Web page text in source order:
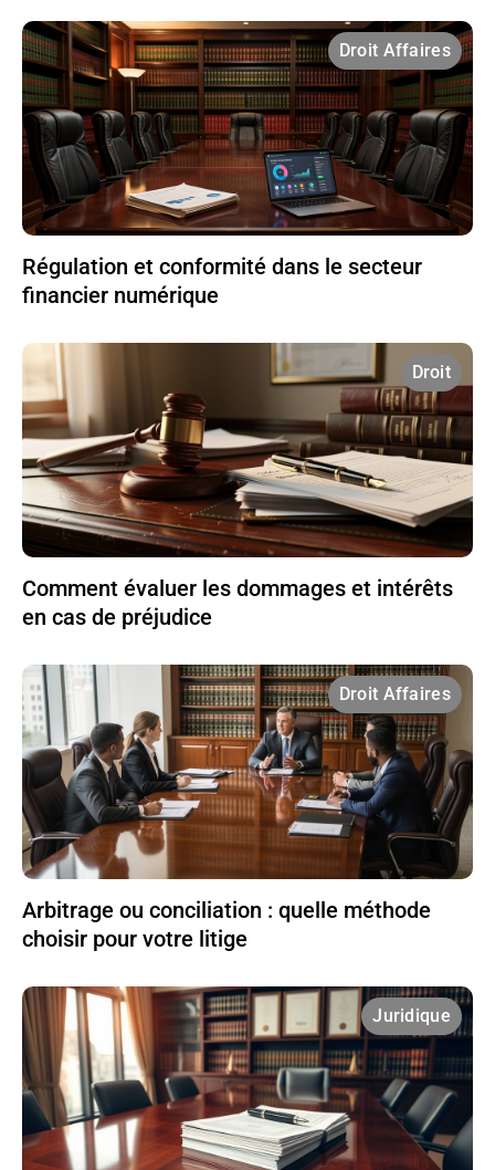
Droit Affaires
Régulation et conformité dans le secteur
financier numérique
Droit
Comment évaluer les dommages et intérêts
en cas de préjudice
Droit Affaires
Arbitrage ou conciliation : quelle méthode
choisir pour votre litige
Juridique